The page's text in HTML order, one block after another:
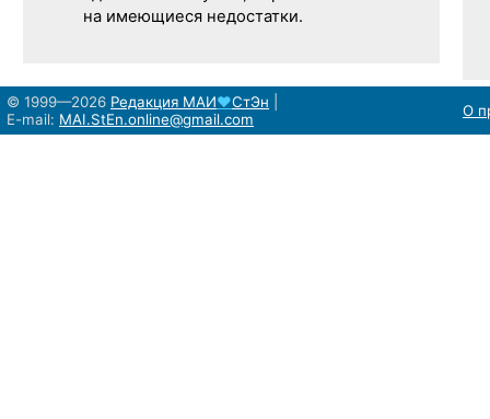
на имеющиеся недостатки.
© 1999—2026 Редакция МАИ♥СтЭн
E-mail: MAI.StEn.online@gmail.com О